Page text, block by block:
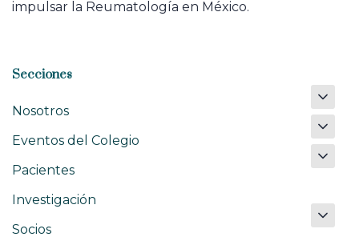
impulsar la Reumatología en México.
Secciones
Nosotros
Eventos del Colegio
Pacientes
Investigación
Socios